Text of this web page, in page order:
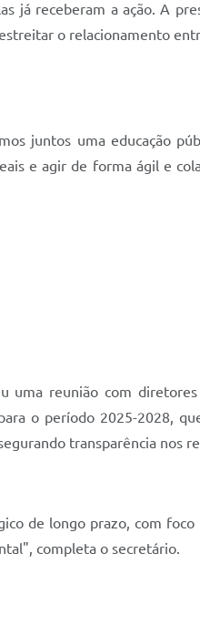
já receberam a ação. A
o relacionamento
juntos uma educação
e agir de forma ágil e
uma reunião com
o período 2025-2028,
transparência nos
de longo prazo, com
completa o secretário.